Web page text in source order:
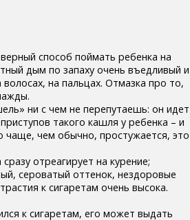
способ поймать ребенка на
дым по запаху очень въедливый и
на пальцах. Отмазка про то,
ни с чем не перепутаешь: он идет
такого кашля у ребенка – и
чаще, чем обычно, простужается, это
отреагирует на курение;
сероватый оттенок, нездоровые
к сигаретам очень высока.
к сигаретам, его может выдать